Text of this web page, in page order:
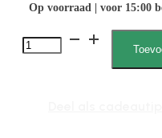
Op voorraad | voor 15:00
Robin